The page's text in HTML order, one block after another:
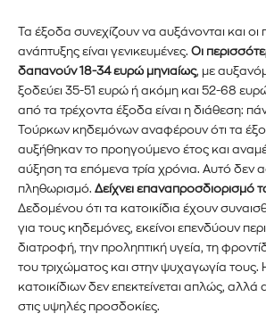
ΕΓΓΡΑΦΉ!
Διάβασα και αποδέχομαι τηνΠολιτική
Τα έξοδα συνεχίζουν να αυξάνονται και οι
ανάπτυξης είναι γενικευμένες. Οι
δαπανούν 18-34 ευρώ μηνιαίως, με
ξοδεύει 35-51 ευρώ ή ακόμη και 52-68
από τα τρέχοντα έξοδα είναι η διάθεση:
Τούρκων κηδεμόνων αναφέρουν ότι τα
αυξήθηκαν το προηγούμενο έτος και
αύξηση τα επόμενα τρία χρόνια. Αυτό δεν
πληθωρισμό. Δείχνει επαναπροσδιορισμό
Δεδομένου ότι τα κατοικίδια έχουν
για τους κηδεμόνες, εκείνοι επενδύουν
διατροφή, την προληπτική υγεία, τη
του τριχώματος και στην ψυχαγωγία τους.
κατοικίδιων δεν επεκτείνεται απλώς, αλλά
στις υψηλές προσδοκίες.